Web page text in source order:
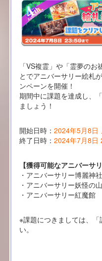
「VS複霊」や「霊夢の
とでアニバーサリー絵札
ンペーンを開催！
期間中に課題を達成し、「
ましょう！
開始日時： 2024年5月8日
終了日時： 2024年7月8日
【獲得可能なアニバーサ
・アニバーサリー博麗神社
・アニバーサリー妖怪の山
・アニバーサリー紅魔館
※課題につきましては、
い。